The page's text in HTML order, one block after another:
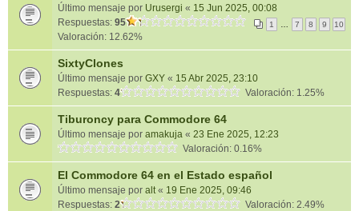
Último mensaje por Urusergi « 15 Jun 2025, 00:08
Respuestas: 95 1 7 8 9 10
Valoración: 12.62%
SixtyClones
Último mensaje por GXY « 15 Abr 2025, 23:10
Respuestas: 4 Valoración: 1.25%
Tiburoncy para Commodore 64
Último mensaje por amakuja « 23 Ene 2025, 12:23
Valoración: 0.16%
El Commodore 64 en el Estado español
Último mensaje por alt« 19 Ene 2025, 09:46
Respuestas: 2 Valoración: 2.49%